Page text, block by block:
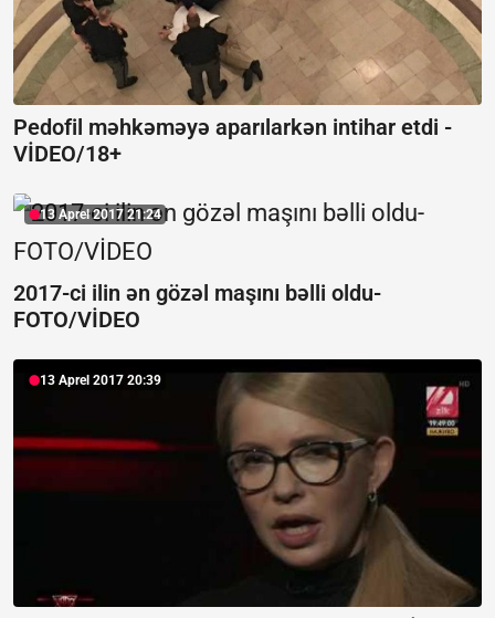
Pedofil məhkəməyə aparılarkən intihar etdi -
VİDEO/18+
13 Aprel 2017 21:24
2017-ci ilin ən gözəl maşını bəlli oldu-
FOTO/VİDEO
13 Aprel 2017 20:39